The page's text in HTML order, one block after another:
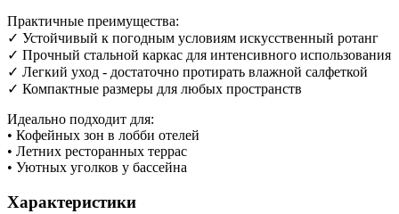
Практичные преимущества:
✓ Устойчивый к погодным условиям искусственный ротанг
✓ Прочный стальной каркас для интенсивного использования
✓ Легкий уход - достаточно протирать влажной салфеткой
✓ Компактные размеры для любых пространств
Идеально подходит для:
• Кофейных зон в лобби отелей
• Летних ресторанных террас
• Уютных уголков у бассейна
Характеристики